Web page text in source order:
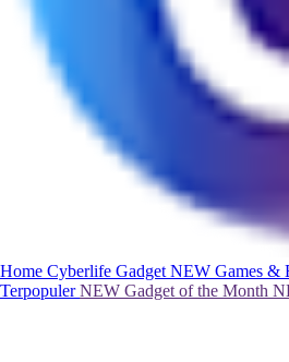
Home Cyberlife Gadget NEW Games &
TerpopulerNEW Gadget of the Month